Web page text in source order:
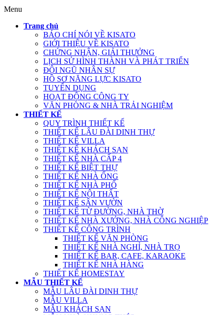
Menu
Trang chủ
BÁO CHÍ NÓI VỀ KISATO
GIỚI THIỆU VỀ KISATO
CHỨNG NHẬN, GIẢI THƯỞNG
LỊCH SỬ HÌNH THÀNH VÀ PHÁT TRIỂN
ĐỘI NGŨ NHÂN SỰ
HỒ SƠ NĂNG LỰC KISATO
TUYỂN DỤNG
HOẠT ĐỘNG CÔNG TY
VĂN PHÒNG & NHÀ TRẢI NGHIỆM
THIẾT KẾ
QUY TRÌNH THIẾT KẾ
THIẾT KẾ LÂU ĐÀI DINH THỰ
THIẾT KẾ VILLA
THIẾT KẾ KHÁCH SẠN
THIẾT KẾ NHÀ CẤP 4
THIẾT KẾ BIỆT THỰ
THIẾT KẾ NHÀ ỐNG
THIẾT KẾ NHÀ PHỐ
THIẾT KẾ NỘI THẤT
THIẾT KẾ SÂN VƯỜN
THIẾT KẾ TỪ ĐƯỜNG, NHÀ THỜ
THIẾT KẾ NHÀ XƯỞNG, NHÀ CÔNG NGHIỆP
THIẾT KẾ CÔNG TRÌNH
THIẾT KẾ VĂN PHÒNG
THIẾT KẾ NHÀ NGHỈ, NHÀ TRỌ
THIẾT KẾ BAR, CAFE, KARAOKE
THIẾT KẾ NHÀ HÀNG
THIẾT KẾ HOMESTAY
MẪU THIẾT KẾ
MẪU LÂU ĐÀI DINH THỰ
MẪU VILLA
MẪU KHÁCH SẠN